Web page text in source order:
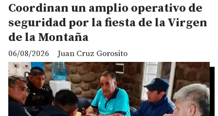
Coordinan un amplio operativo de
seguridad por la fiesta de la Virgen
de la Montaña
Juan Cruz Gorosito
06/08/2026